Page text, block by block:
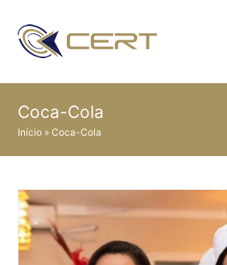
Coca-Cola
Início »Coca-Cola